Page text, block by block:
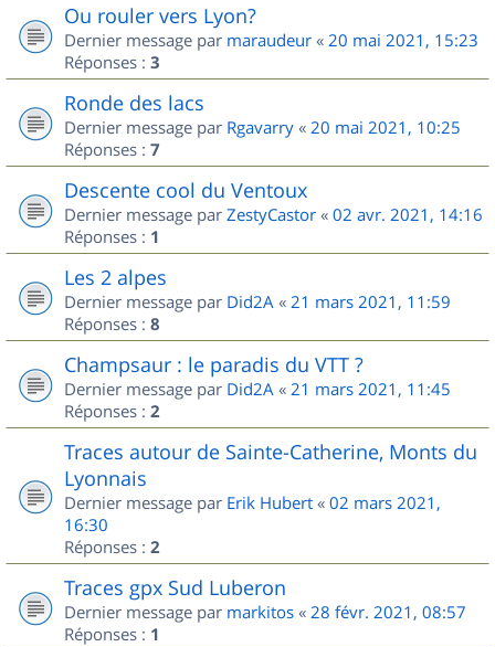
Ou rouler vers Lyon?
Dernier message par maraudeur « 20 mai 2021, 15:23
Réponses : 3
Ronde des lacs
Dernier message par Rgavarry « 20 mai 2021, 10:25
Réponses : 7
Descente cool du Ventoux
Dernier message par ZestyCastor « 02 avr. 2021, 14:16
Réponses : 1
Les 2 alpes
Dernier message par Did2A « 21 mars 2021, 11:59
Réponses : 8
Champsaur : le paradis du VTT ?
Dernier message par Did2A « 21 mars 2021, 11:45
Réponses : 2
Traces autour de Sainte-Catherine, Monts du
Lyonnais
Dernier message par Erik Hubert « 02 mars 2021,
16:30
Réponses : 2
Traces gpx Sud Luberon
Dernier message par markitos « 28 févr. 2021, 08:57
Réponses : 1